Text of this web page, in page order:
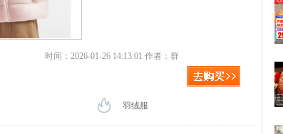
时间：2026-01-26 14:13:01 作者：群
羽绒服